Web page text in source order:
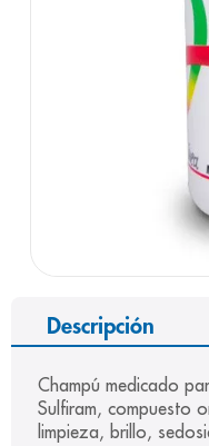
Descripción
Champú medicado
Sulfiram, compuesto
limpieza, brillo,